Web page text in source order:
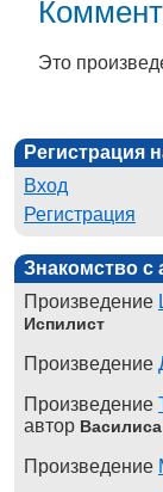
Это
Регистрация
Вход
Регистрация
Знакомство с
Произведение
Испилист
Произведение
Произведение
автор
Произведение